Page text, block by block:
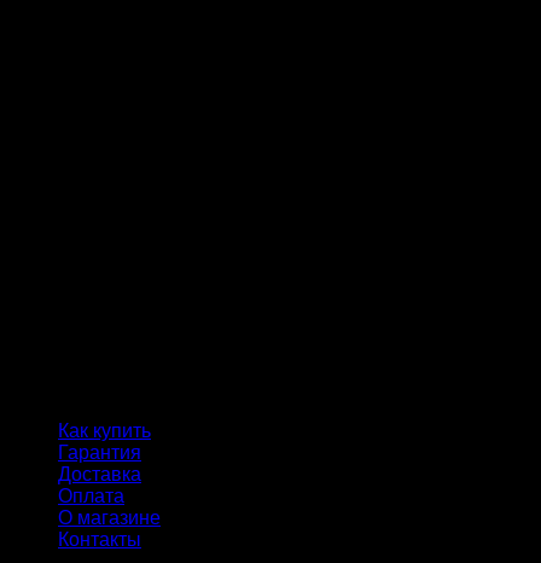
Как купить
Гарантия
Доставка
Оплата
О магазине
Контакты